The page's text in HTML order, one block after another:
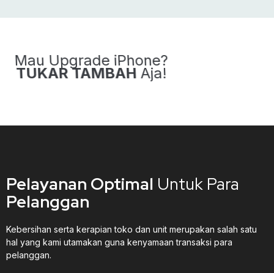
Mau Upgrade iPhone?
TUKAR TAMBAH Aja!
Pelayanan Optimal Untuk Para
Pelanggan
Kebersihan serta kerapian toko dan unit merupakan salah satu
hal yang kami utamakan guna kenyamaan transaksi para
pelanggan.